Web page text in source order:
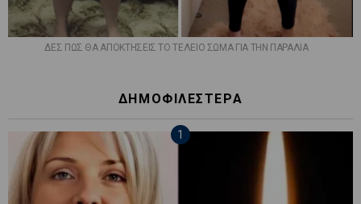
ΔΕΣ ΠΩΣ ΘΑ ΑΠΟΚΤΗΣΕΙΣ ΤΟ ΤΕΛΕΙΟ ΣΩΜΑ ΓΙΑ ΤΗΝ ΠΑΡΑΛΙΑ
ΔΗΜΟΦΙΛΕΣΤΕΡΑ